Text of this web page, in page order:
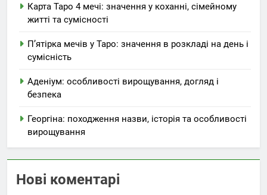
Карта Таро 4 мечі: значення у коханні, сімейному
житті та сумісності
П’ятірка мечів у Таро: значення в розкладі на день і
сумісність
Аденіум: особливості вирощування, догляд і
безпека
Георгіна: походження назви, історія та особливості
вирощування
Нові коментарі